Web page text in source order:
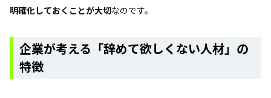
明確化しておくことが大切なのです。
企業が考える「辞めて欲しくない人材」の
特徴